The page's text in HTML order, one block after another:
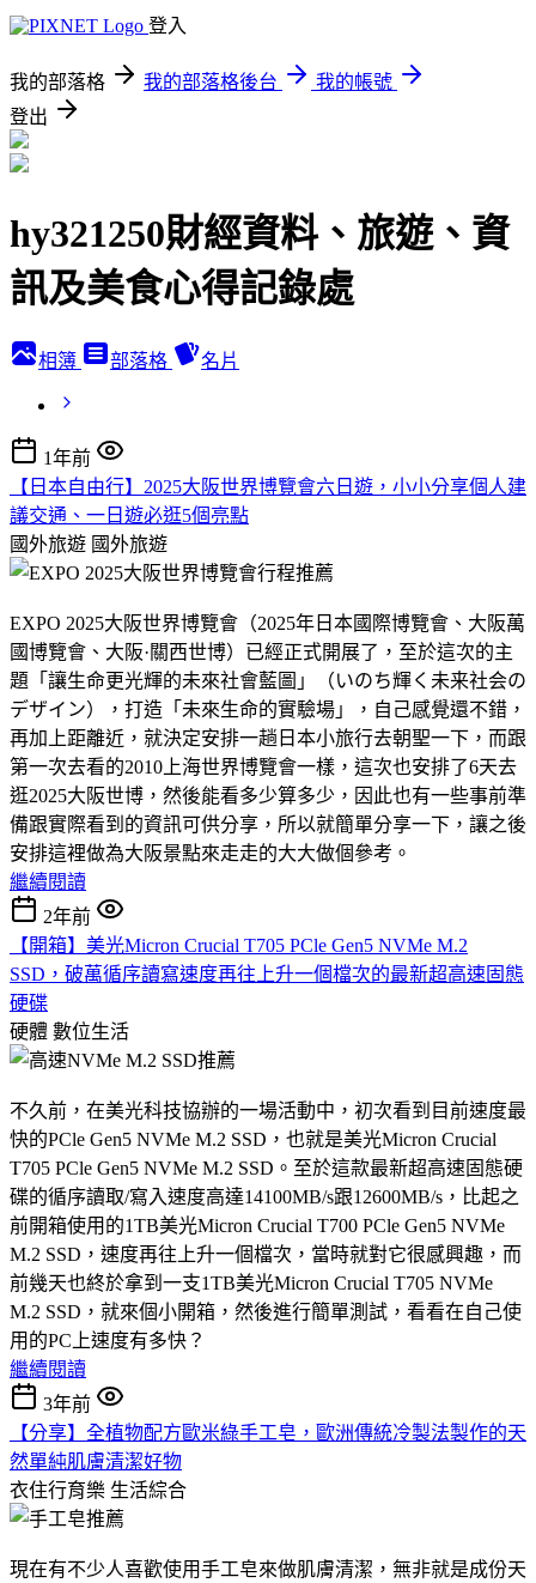
登入
我的部落格 我的部落格後台
我的帳號
登出
hy321250財經資料、旅遊、資
訊及美食心得記錄處
相簿 部落格 名片
1年前
【日本自由行】2025大阪世界博覽會六日遊，小小分享個人建
議交通、一日遊必逛5個亮點
國外旅遊 國外旅遊
EXPO 2025大阪世界博覽會（2025年日本國際博覽會、大阪萬
國博覽會、大阪·關西世博）已經正式開展了，至於這次的主
題「讓生命更光輝的未來社會藍圖」（いのち輝く未来社会の
デザイン），打造「未來生命的實驗場」，自己感覺還不錯，
再加上距離近，就決定安排一趟日本小旅行去朝聖一下，而跟
第一次去看的2010上海世界博覽會一樣，這次也安排了6天去
逛2025大阪世博，然後能看多少算多少，因此也有一些事前準
備跟實際看到的資訊可供分享，所以就簡單分享一下，讓之後
安排這裡做為大阪景點來走走的大大做個參考。
繼續閱讀
2年前
【開箱】美光Micron Crucial T705 PCle Gen5 NVMe M.2
SSD，破萬循序讀寫速度再往上升一個檔次的最新超高速固態
硬碟
硬體 數位生活
不久前，在美光科技協辦的一場活動中，初次看到目前速度最
快的PCle Gen5 NVMe M.2 SSD，也就是美光Micron Crucial
T705 PCle Gen5 NVMe M.2 SSD。至於這款最新超高速固態硬
碟的循序讀取/寫入速度高達14100MB/s跟12600MB/s，比起之
前開箱使用的1TB美光Micron Crucial T700 PCle Gen5 NVMe
M.2 SSD，速度再往上升一個檔次，當時就對它很感興趣，而
前幾天也終於拿到一支1TB美光Micron Crucial T705 NVMe
M.2 SSD，就來個小開箱，然後進行簡單測試，看看在自己使
用的PC上速度有多快？
繼續閱讀
3年前
【分享】全植物配方歐米綠手工皂，歐洲傳統冷製法製作的天
然單純肌膚清潔好物
衣住行育樂 生活綜合
現在有不少人喜歡使用手工皂來做肌膚清潔，無非就是成份天